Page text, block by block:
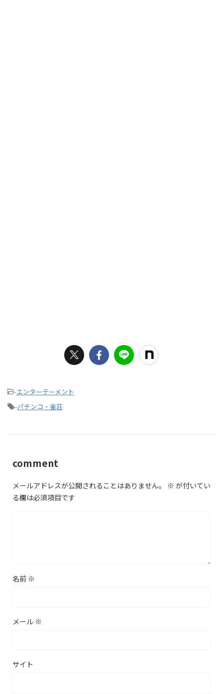
-エンターテーメント
-パチンコ・雀荘
comment
メールアドレスが公開されることはありません。 ※ が付いてい
る欄は必須項目です
名前 ※
メール ※
サイト